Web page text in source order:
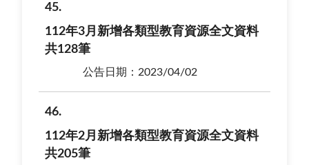
45
112年3月新增各類型教育資源全文資料
共128筆
公告日期：2023/04/02
46
112年2月新增各類型教育資源全文資料
共205筆